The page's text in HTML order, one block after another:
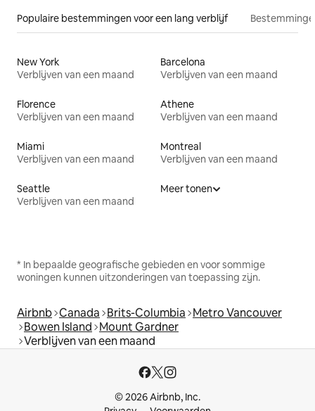
Populaire bestemmingen voor een lang verblijf
New York
Verblijven van een maand
Barcelona
Verblijven van een maand
Florence
Verblijven van een maand
Athene
Verblijven van een maand
Miami
Verblijven van een maand
Montreal
Verblijven van een maand
Seattle
Verblijven van een maand
Meer tonen
* In bepaalde geografische gebieden en voor sommige
woningen kunnen uitzonderingen van toepassing zijn.
Airbnb Canada Brits-Columbia Metro Vancouver
Bowen Island Mount Gardner
Verblijven van een maand
© 2026 Airbnb, Inc.